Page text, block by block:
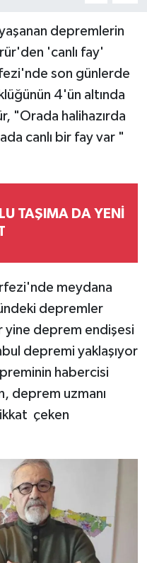
depremlerin
'canlı fay'
son günlerde
4'ün altında
"Orada halihazırda
canlı bir fay var "
TAŞIMA DA YENİ
meydana
depremler
yine deprem endişesi
depremi yaklaşıyor
habercisi
deprem uzmanı
çeken